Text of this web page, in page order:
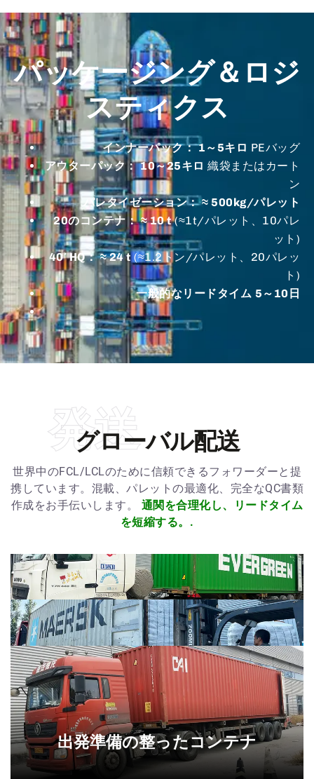
パッケージング＆ロジ
スティクス
インナーパック： 1～5キロ PEバッグ
アウターパック： 10～25キロ 織袋またはカート
ン
パレタイゼーション： ≈ 500kg/パレット
20のコンテナ： ≈ 10 t(≈1t/パレット、10パレ
ット)
40′ HQ： ≈ 24 t (≈1.2トン/パレット、20パレッ
ト)
一般的なリードタイム 5～10日
発送
グローバル配送
世界中のFCL/LCLのために信頼できるフォワーダーと提
携しています。混載、パレットの最適化、完全なQC書類
作成をお手伝いします。 通関を合理化し、リードタイム
を短縮する。.
出発準備の整ったコンテナ